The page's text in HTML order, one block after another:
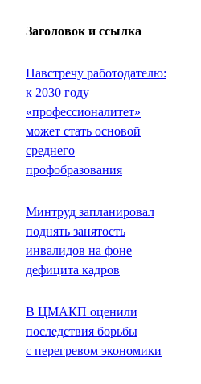
Заголовок и ссылка
Навстречу работодателю:
к 2030 году
«профессионалитет»
может стать основой
среднего
профобразования
Минтруд запланировал
поднять занятость
инвалидов на фоне
дефицита кадров
В ЦМАКП оценили
последствия борьбы
с перегревом экономики